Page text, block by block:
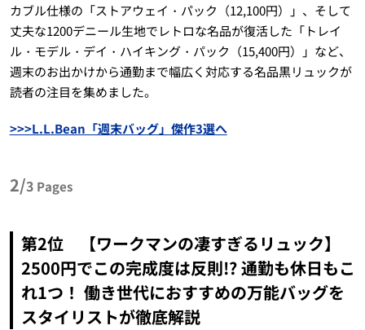
カブル仕様の「ストアウェイ・パック（12,100円）」、そして
丈夫な1200デニール生地でレトロな名品が復活した「トレイ
ル・モデル・デイ・ハイキング・パック（15,400円）」など、
週末のお出かけから通勤まで幅広く対応する名品黒リュックが
読者の注目を集めました。
>>>L.L.Bean「週末バッグ」傑作3選へ
2/3 Pages
第2位 【ワークマンの凄すぎるリュック】
2500円でこの完成度は反則!? 通勤も休日もこ
れ1つ！ 働き世代におすすめの万能バッグを
スタイリストが徹底解説